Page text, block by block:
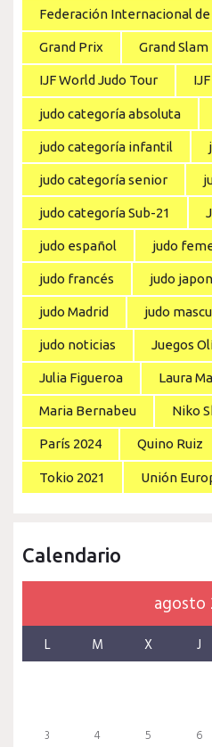
Federación Internacional de
Grand Prix Grand Slam
IJF World Judo Tour
judo categoría absoluta
judo categoría infantil
judo categoría senior
judo categoría Sub-21
judo español judo
judo francés judo
judo Madrid judo
judo noticias Juegos
Julia Figueroa Laura
Maria Bernabeu Niko
París 2024 Quino Ruiz
Tokio 2021 Unión
Calendario
agosto
L M X J
3 4 5 6